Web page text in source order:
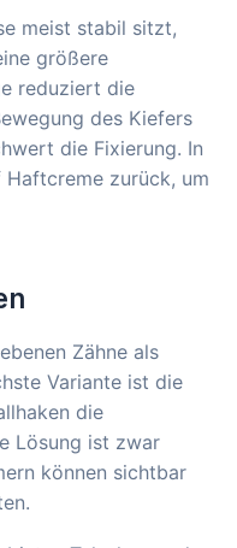
meist stabil sitzt,
größere
reduziert die
des Kiefers
die Fixierung. In
zurück, um
Zähne als
Variante ist die
die
Lösung ist zwar
können sichtbar